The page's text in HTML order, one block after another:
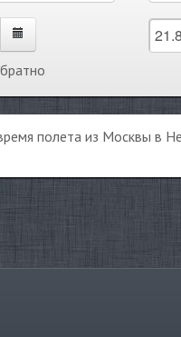
полета из Москвы в